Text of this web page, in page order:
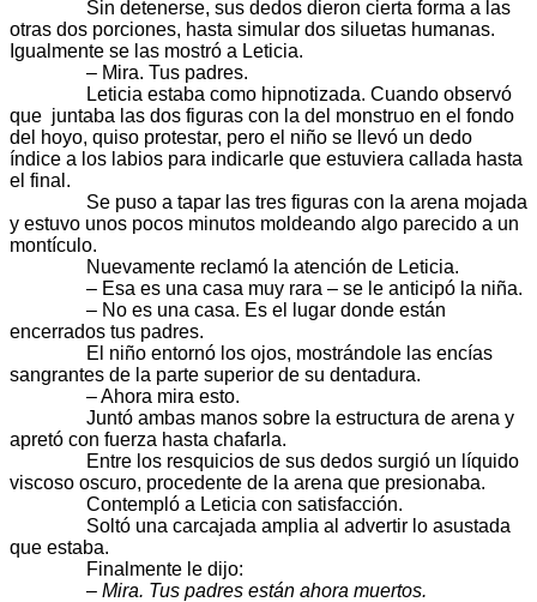
Sin detenerse, sus dedos dieron cierta forma a las
otras dos porciones, hasta simular dos siluetas humanas.
Igualmente se las mostró a Leticia.
– Mira. Tus padres.
Leticia estaba como hipnotizada. Cuando observó
que juntaba las dos figuras con la del monstruo en el fondo
del hoyo, quiso protestar, pero el niño se llevó un dedo
índice a los labios para indicarle que estuviera callada hasta
el final.
Se puso a tapar las tres figuras con la arena mojada
y estuvo unos pocos minutos moldeando algo parecido a un
montículo.
Nuevamente reclamó la atención de Leticia.
– Esa es una casa muy rara – se le anticipó la niña.
– No es una casa. Es el lugar donde están
encerrados tus padres.
El niño entornó los ojos, mostrándole las encías
sangrantes de la parte superior de su dentadura.
– Ahora mira esto.
Juntó ambas manos sobre la estructura de arena y
apretó con fuerza hasta chafarla.
Entre los resquicios de sus dedos surgió un líquido
viscoso oscuro, procedente de la arena que presionaba.
Contempló a Leticia con satisfacción.
Soltó una carcajada amplia al advertir lo asustada
que estaba.
Finalmente le dijo:
– Mira. Tus padres están ahora muertos.